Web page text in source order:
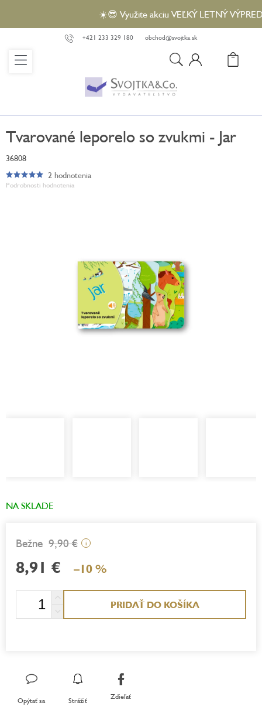
obsah
☀️😎 Využite akciu VEĽKÝ LETNÝ
+421 233 329 180 obchod@svojtka.sk
Tvarované leporelo so zvukmi - Jar
36808
Podrobnosti hodnotenia
Priemerné
hodnotenie
2 hodnotenia
NA SKLADE
9,90 € i
8,91 € –10 %
PRIDAŤ DO KOŠÍKA
Opýtať sa Strážiť Zdieľať